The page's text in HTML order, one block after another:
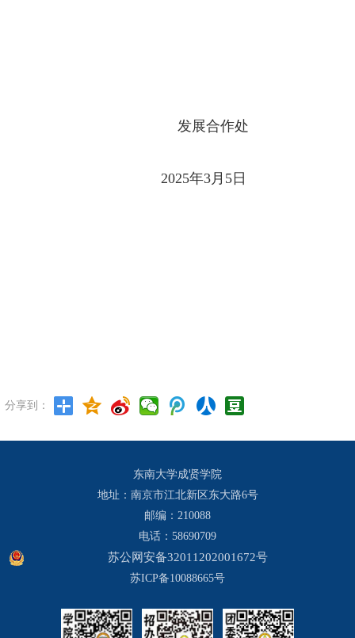
发展合作处
2025年3月5日
分享到：
东南大学成贤学院
地址：南京市江北新区东大路6号
邮编：210088
电话：58690709
苏公网安备32011202001672号
苏ICP备10088665号